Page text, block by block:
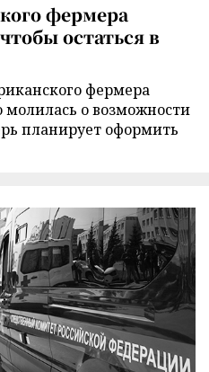
фермера
остаться в
фермера
молилась о возможности
планирует оформить